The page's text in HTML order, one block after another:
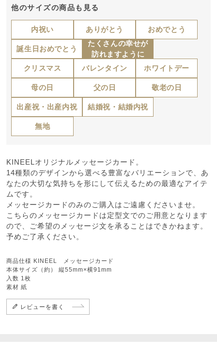
他のサイズの商品も見る
内祝い ありがとう おめでとう
誕生日おめでとう
たくさんの幸せが
訪れますように
クリスマス
バレンタイン ホワイトデー
母の日 父の日 敬老の日
出産祝・出産内祝 結婚祝・結婚内祝
無地
KINEELオリジナルメッセージカード。
14種類のデザインから選べる豊富なバリエーションで、あ
なたの大切な気持ちを形にして伝えるための最適なアイテ
ムです。
メッセージカードのみのご購入はご遠慮くださいませ。
こちらのメッセージカードは定型文でのご用意となります
ので、ご希望のメッセージ文を承ることはできかねます。
予めご了承ください。
商品仕様 KINEEL メッセージカード
本体サイズ（約） 縦55mm×横91mm
入数 1枚
素材 紙
レビューを書く